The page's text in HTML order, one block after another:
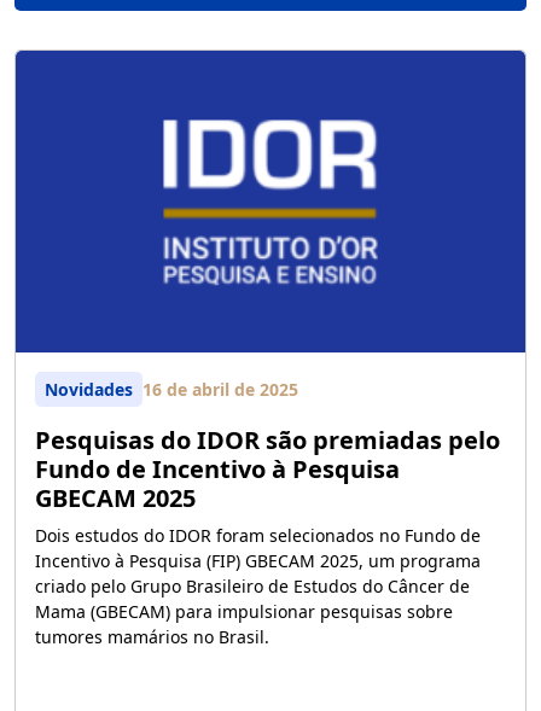
Novidades 16 de abril de 2025
Pesquisas do IDOR são premiadas pelo
Fundo de Incentivo à Pesquisa
GBECAM 2025
Dois estudos do IDOR foram selecionados no Fundo de
Incentivo à Pesquisa (FIP) GBECAM 2025, um programa
criado pelo Grupo Brasileiro de Estudos do Câncer de
Mama (GBECAM) para impulsionar pesquisas sobre
tumores mamários no Brasil.